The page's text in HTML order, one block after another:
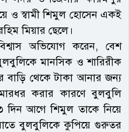
ও স্বামী শিমুল হোসেন একই
মিয়ার ছেলে।
অভিযোগ করেন, বেশ
মানসিক ও শারিরীক
বাড়ি থেকে টাকা আনার জন্য
করার কারণে বুলবুলি
দিন আগে শিমুল তাকে নিয়ে
বুলবুলিকে কুপিয়ে গুরুতর